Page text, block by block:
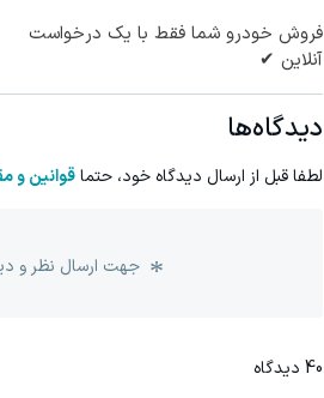
فروش خودرو شما فقط با یک درخواست
آنلاین ✔
دیدگاه‌ها
لطفا قبل از ارسال دیدگاه خود، حتماقوانین و
جهت ارسال نظر و
40 دیدگاه